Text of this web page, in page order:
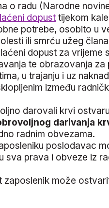
o radu (Narodne
dopust tijekom
potrebe, osobito u
ili smrću užeg
dopust za vrijeme
te obrazovanja
u trajanju i uz
između
darovali krvi
darivanja
radnim obvezama.
poslodavac
sva prava i obveze iz
zaposlenik može